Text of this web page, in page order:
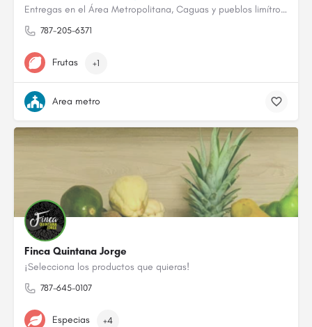
Entregas en el Área Metropolitana, Caguas y pueblos limítrofes de guineos, plátanos, yautía, ñame, ,chayotes,…
787-205-6371
Frutas +1
Area metro
Finca Quintana Jorge
¡Selecciona los productos que quieras!
787-645-0107
Especias +4